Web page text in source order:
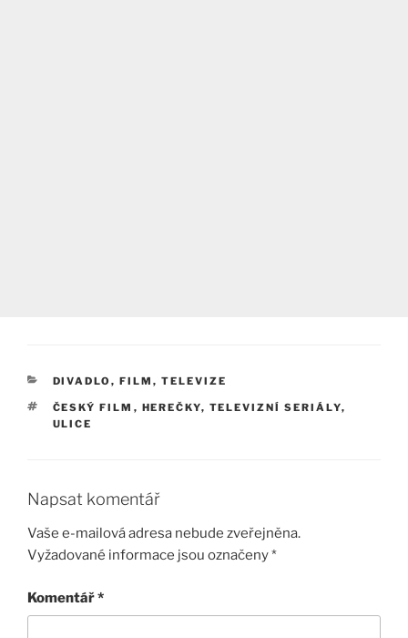
RUBRIKY
DIVADLO, FILM, TELEVIZE
ŠTÍTKY
ČESKÝ FILM , HEREČKY, TELEVIZNÍ SERIÁLY,
ULICE
Napsat komentář
Vaše e-mailová adresa nebude zveřejněna.
Vyžadované informace jsou označeny*
Komentář*